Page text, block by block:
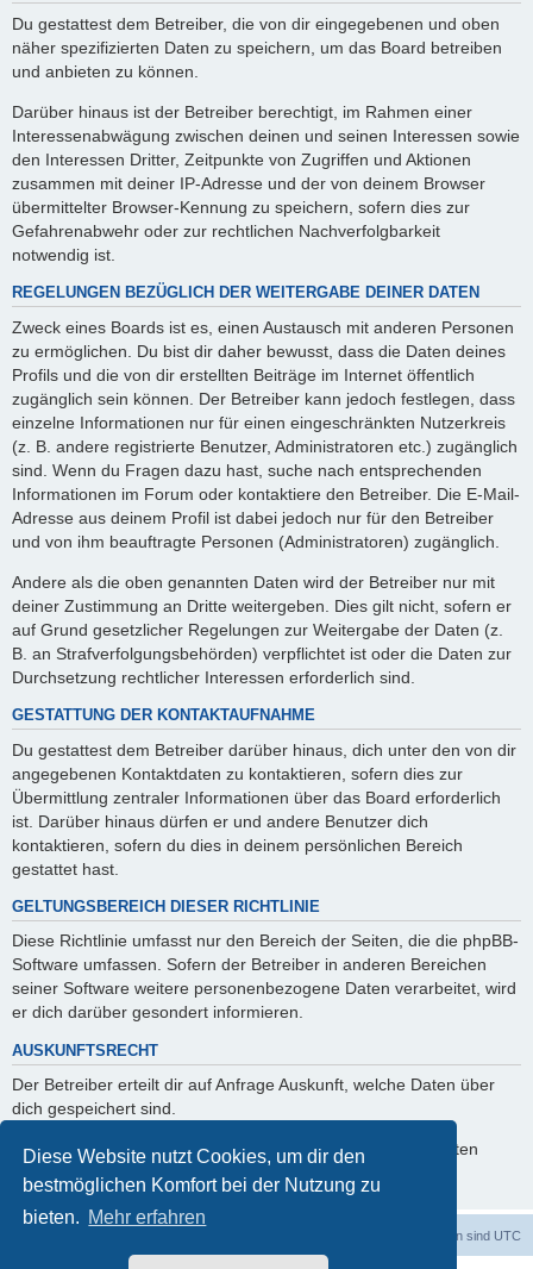
Diese Website nutzt Cookies, um dir den
bestmöglichen Komfort bei der Nutzung zu
bieten. Mehr erfahren
Du gestattest dem Betreiber, die von dir eingegebenen und oben
näher spezifizierten Daten zu speichern, um das Board betreiben
und anbieten zu können.
Darüber hinaus ist der Betreiber berechtigt, im Rahmen einer
Interessenabwägung zwischen deinen und seinen Interessen sowie
den Interessen Dritter, Zeitpunkte von Zugriffen und Aktionen
zusammen mit deiner IP-Adresse und der von deinem Browser
übermittelter Browser-Kennung zu speichern, sofern dies zur
Gefahrenabwehr oder zur rechtlichen Nachverfolgbarkeit
notwendig ist.
REGELUNGEN BEZÜGLICH DER WEITERGABE DEINER DATEN
Zweck eines Boards ist es, einen Austausch mit anderen Personen
zu ermöglichen. Du bist dir daher bewusst, dass die Daten deines
Profils und die von dir erstellten Beiträge im Internet öffentlich
zugänglich sein können. Der Betreiber kann jedoch festlegen, dass
einzelne Informationen nur für einen eingeschränkten Nutzerkreis
(z. B. andere registrierte Benutzer, Administratoren etc.) zugänglich
sind. Wenn du Fragen dazu hast, suche nach entsprechenden
Informationen im Forum oder kontaktiere den Betreiber. Die E-Mail-
Adresse aus deinem Profil ist dabei jedoch nur für den Betreiber
und von ihm beauftragte Personen (Administratoren) zugänglich.
Andere als die oben genannten Daten wird der Betreiber nur mit
deiner Zustimmung an Dritte weitergeben. Dies gilt nicht, sofern er
auf Grund gesetzlicher Regelungen zur Weitergabe der Daten (z.
B. an Strafverfolgungsbehörden) verpflichtet ist oder die Daten zur
Durchsetzung rechtlicher Interessen erforderlich sind.
GESTATTUNG DER KONTAKTAUFNAHME
Du gestattest dem Betreiber darüber hinaus, dich unter den von dir
angegebenen Kontaktdaten zu kontaktieren, sofern dies zur
Übermittlung zentraler Informationen über das Board erforderlich
ist. Darüber hinaus dürfen er und andere Benutzer dich
kontaktieren, sofern du dies in deinem persönlichen Bereich
gestattet hast.
GELTUNGSBEREICH DIESER RICHTLINIE
Diese Richtlinie umfasst nur den Bereich der Seiten, die die phpBB-
Software umfassen. Sofern der Betreiber in anderen Bereichen
seiner Software weitere personenbezogene Daten verarbeitet, wird
er dich darüber gesondert informieren.
AUSKUNFTSRECHT
Der Betreiber erteilt dir auf Anfrage Auskunft, welche Daten über
dich gespeichert sind.
Du kannst jederzeit die Löschung bzw. Sperrung deiner Daten
verlangen. Kontaktiere hierzu bitte den Betreiber.
Alle Zeiten sind UTC